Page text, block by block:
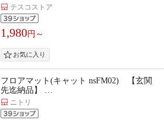
テスコストア
1,980円～
フロアマット(キャット nsFM02) 【玄関
先迄納品】 …
ニトリ